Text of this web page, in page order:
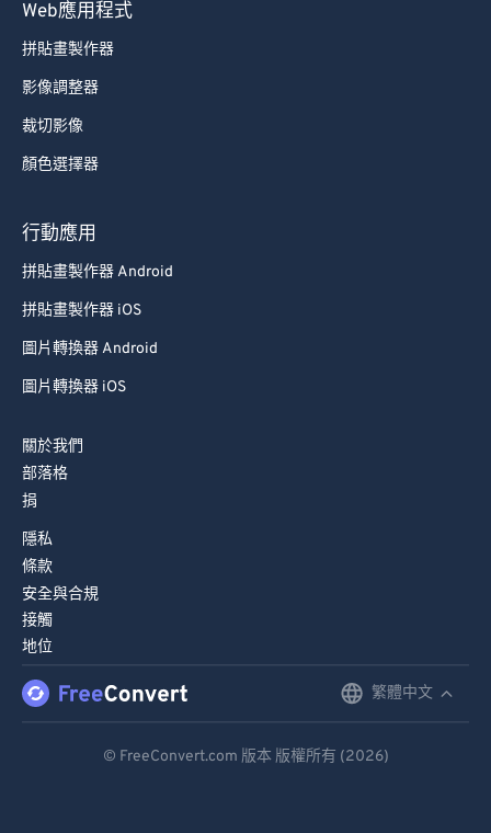
Web應用程式
拼貼畫製作器
影像調整器
裁切影像
顏色選擇器
行動應用
拼貼畫製作器 Android
拼貼畫製作器 iOS
圖片轉換器 Android
圖片轉換器 iOS
關於我們
部落格
捐
隱私
條款
安全與合規
接觸
地位
繁體中文
© FreeConvert.com 版本 版權所有 (2026)